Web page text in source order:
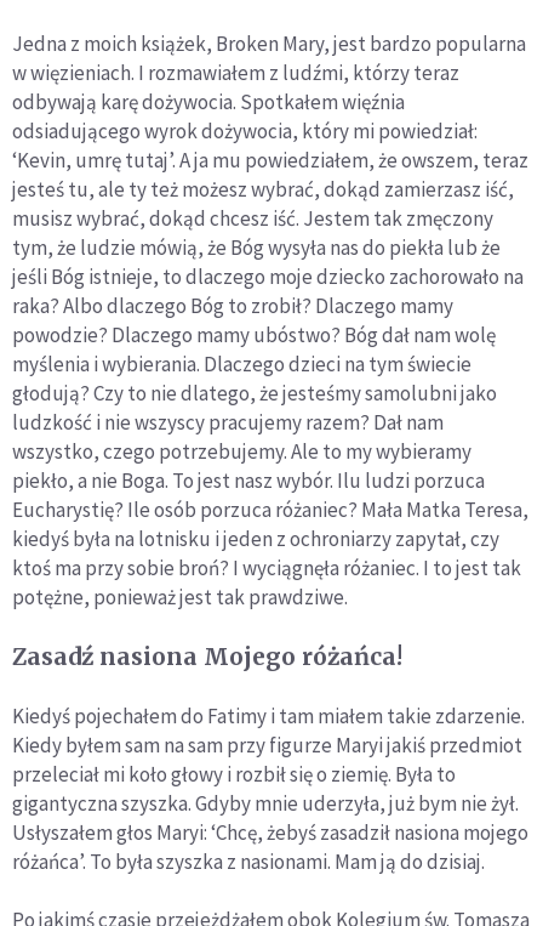
Jedna z moich książek, Broken Mary, jest bardzo popularna
w więzieniach. I rozmawiałem z ludźmi, którzy teraz
odbywają karę dożywocia. Spotkałem więźnia
odsiadującego wyrok dożywocia, który mi powiedział:
‘Kevin, umrę tutaj’. A ja mu powiedziałem, że owszem, teraz
jesteś tu, ale ty też możesz wybrać, dokąd zamierzasz iść,
musisz wybrać, dokąd chcesz iść. Jestem tak zmęczony
tym, że ludzie mówią, że Bóg wysyła nas do piekła lub że
jeśli Bóg istnieje, to dlaczego moje dziecko zachorowało na
raka? Albo dlaczego Bóg to zrobił? Dlaczego mamy
powodzie? Dlaczego mamy ubóstwo? Bóg dał nam wolę
myślenia i wybierania. Dlaczego dzieci na tym świecie
głodują? Czy to nie dlatego, że jesteśmy samolubni jako
ludzkość i nie wszyscy pracujemy razem? Dał nam
wszystko, czego potrzebujemy. Ale to my wybieramy
piekło, a nie Boga. To jest nasz wybór. Ilu ludzi porzuca
Eucharystię? Ile osób porzuca różaniec? Mała Matka Teresa,
kiedyś była na lotnisku i jeden z ochroniarzy zapytał, czy
ktoś ma przy sobie broń? I wyciągnęła różaniec. I to jest tak
potężne, ponieważ jest tak prawdziwe.
Zasadź nasiona Mojego różańca!
Kiedyś pojechałem do Fatimy i tam miałem takie zdarzenie.
Kiedy byłem sam na sam przy figurze Maryi jakiś przedmiot
przeleciał mi koło głowy i rozbił się o ziemię. Była to
gigantyczna szyszka. Gdyby mnie uderzyła, już bym nie żył.
Usłyszałem głos Maryi: ‘Chcę, żebyś zasadził nasiona mojego
różańca’. To była szyszka z nasionami. Mam ją do dzisiaj.
Po jakimś czasie przejeżdżałem obok Kolegium św. Tomasza